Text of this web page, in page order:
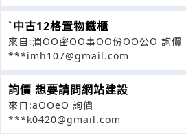
ˋ中古12格置物鐵櫃
來自:潤OO密OO事OO份OO公O 詢價
***imh107@gmail.com
詢價 想要請問網站建設
來自:aOOeO 詢價
***k0420@gmail.com